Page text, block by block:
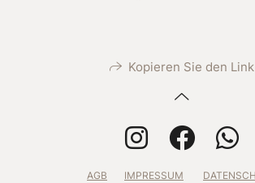
Kopieren Sie den Link
AGB IMPRESSUM